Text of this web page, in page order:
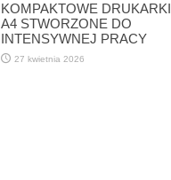
KOMPAKTOWE DRUKARKI
A4 STWORZONE DO
INTENSYWNEJ PRACY
27 kwietnia 2026